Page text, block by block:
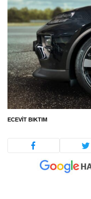
ECEVIT BIKTIM